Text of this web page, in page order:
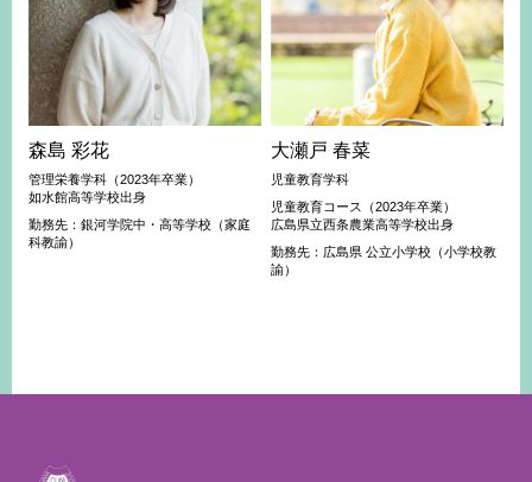
森島 彩花
管理栄養学科（2023年卒業）
如水館高等学校出身
勤務先：銀河学院中・高等学校（家庭
科教諭）
大瀬戸 春菜
児童教育学科
児童教育コース（2023年卒業）
広島県立西条農業高等学校出身
勤務先：広島県 公立小学校（小学校教
諭）